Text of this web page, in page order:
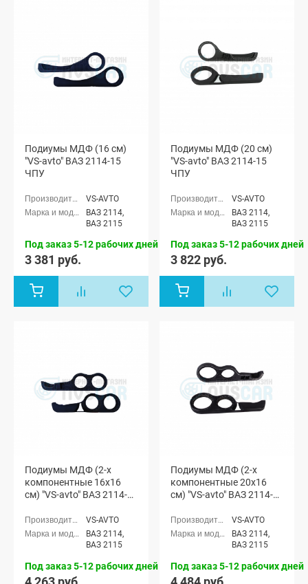
Подиумы МДФ (16 см)
"VS-avto" ВАЗ 2114-15
ЧПУ
VS-AVTO
ВАЗ 2114,
ВАЗ 2115
Под заказ 5-12 рабочих дней
3 381 руб.
Подиумы МДФ (20 см)
"VS-avto" ВАЗ 2114-15
ЧПУ
VS-AVTO
ВАЗ 2114,
ВАЗ 2115
Под заказ 5-12 рабочих дней
3 822 руб.
Подиумы МДФ (2-х
компонентные 16x16
см) "VS-avto" ВАЗ 2114-
VS-AVTO
ВАЗ 2114,
ВАЗ 2115
Под заказ 5-12 рабочих дней
Подиумы МДФ (2-х
компонентные 20x16
см) "VS-avto" ВАЗ 2114-
VS-AVTO
ВАЗ 2114,
ВАЗ 2115
Под заказ 5-12 рабочих дней